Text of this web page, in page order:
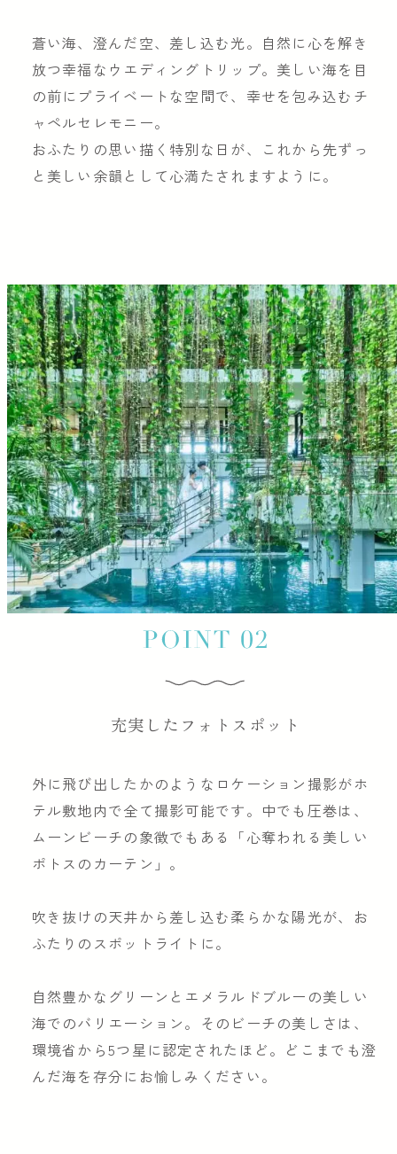
蒼い海、澄んだ空、差し込む光。自然に心を解き
放つ幸福なウエディングトリップ。美しい海を目
の前にプライベートな空間で、幸せを包み込むチ
ャペルセレモニー。
おふたりの思い描く特別な日が、これから先ずっ
と美しい余韻として心満たされますように。
充実したフォトスポット
外に飛び出したかのようなロケーション撮影がホ
テル敷地内で全て撮影可能です。中でも圧巻は、
ムーンビーチの象徴でもある「心奪われる美しい
ポトスのカーテン」。
吹き抜けの天井から差し込む柔らかな陽光が、お
ふたりのスポットライトに。
自然豊かなグリーンとエメラルドブルーの美しい
海でのバリエーション。そのビーチの美しさは、
環境省から5つ星に認定されたほど。どこまでも澄
んだ海を存分にお愉しみください。